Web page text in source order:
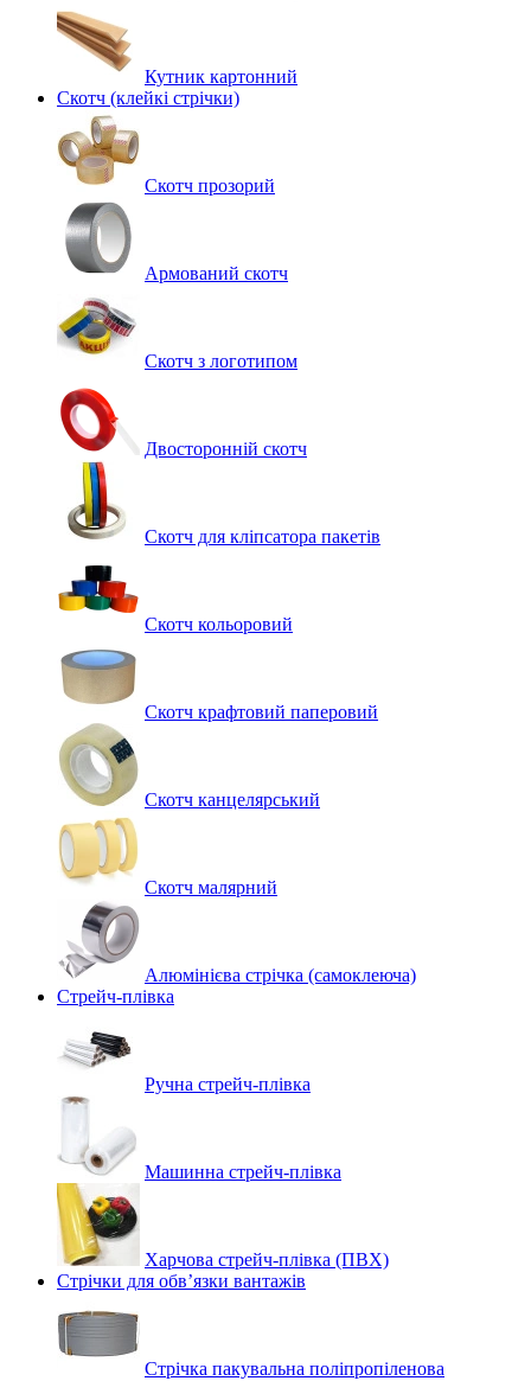
Кутник картонний
Скотч (клейкі стрічки)
Скотч прозорий
Армований скотч
Скотч з логотипом
Двосторонній скотч
Скотч для кліпсатора пакетів
Скотч кольоровий
Скотч крафтовий паперовий
Скотч канцелярський
Скотч малярний
Алюмінієва стрічка (самоклеюча)
Стрейч-плівка
Ручна стрейч-плівка
Машинна стрейч‑плівка
Харчова стрейч-плівка (ПВХ)
Стрічки для обв’язки вантажів
Стрічка пакувальна поліпропіленова